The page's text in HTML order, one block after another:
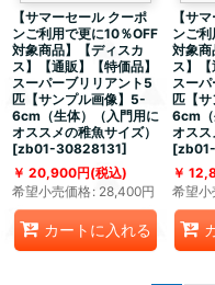
【サマーセール クーポ
ンご利用で更に10％OFF
対象商品】【ディスカ
ス】【通販】【特価品】
スーパーブリリアント5
匹【サンプル画像】5-
6cm（生体）（入門用に
オススメの稚魚サイズ）
[zb01-30828131]
20,900円(税込)
希望小売価格: 28,400円
カートに入れる
【サ
ンご
対象商
ス】【
スー
匹【
6cm（
オスス
[
希望小